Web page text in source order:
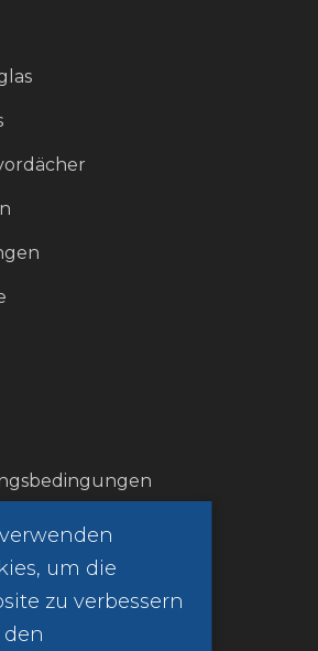
modernes Design
(GDPR)
um die
zu verbessern